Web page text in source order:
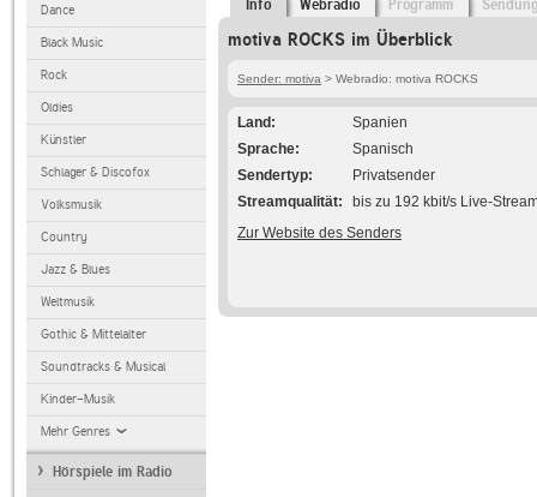
Dance
Black Music
Rock
Oldies
Künstler
Schlager & Discofox
Volksmusik
Country
Jazz & Blues
Weltmusik
Gothic & Mittelalter
Soundtracks & Musical
Kinder-Musik
Mehr Genres
Hörspiele im Radio
Info Webradio Programm
motiva ROCKS im Überblick
Sender: motiva > Webradio: motiva ROCKS
Land
Spanien
Sprache
Spanisch
Sendertyp
Privatsender
Streamqualität
bis zu 192 kbit/s Live-
Zur Website des Senders